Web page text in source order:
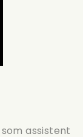
assistent